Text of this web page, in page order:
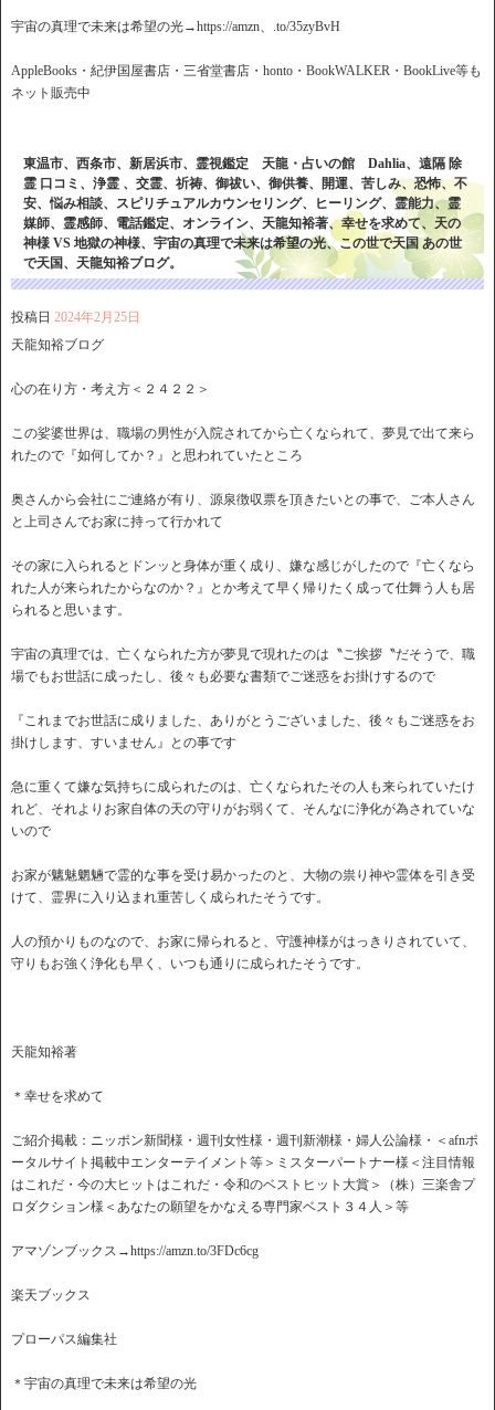
宇宙の真理で未来は希望の光→https://amzn、.to/35zyBvH
AppleBooks・紀伊国屋書店・三省堂書店・honto・BookWALKER・BookLive等も
ネット販売中
東温市、西条市、新居浜市、霊視鑑定 天龍・占いの館 Dahlia、遠隔 除
霊 口コミ、浄霊 、交霊、祈祷、御祓い、御供養、開運、苦しみ、恐怖、不
安、悩み相談、スピリチュアルカウンセリング、ヒーリング、霊能力、霊
媒師、霊感師、電話鑑定、オンライン、天龍知裕著、幸せを求めて、天の
神様 VS 地獄の神様、宇宙の真理で未来は希望の光、この世で天国 あの世
で天国、天龍知裕ブログ。
投稿日 2024年2月25日
天龍知裕ブログ
心の在り方・考え方＜２４２２＞
この娑婆世界は、職場の男性が入院されてから亡くなられて、夢見で出て来ら
れたので『如何してか？』と思われていたところ
奥さんから会社にご連絡が有り、源泉徴収票を頂きたいとの事で、ご本人さん
と上司さんでお家に持って行かれて
その家に入られるとドンッと身体が重く成り、嫌な感じがしたので『亡くなら
れた人が来られたからなのか？』とか考えて早く帰りたく成って仕舞う人も居
られると思います。
宇宙の真理では、亡くなられた方が夢見で現れたのは〝ご挨拶〝だそうで、職
場でもお世話に成ったし、後々も必要な書類でご迷惑をお掛けするので
『これまでお世話に成りました、ありがとうございました、後々もご迷惑をお
掛けします、すいません』との事です
急に重くて嫌な気持ちに成られたのは、亡くなられたその人も来られていたけ
れど、それよりお家自体の天の守りがお弱くて、そんなに浄化が為されていな
いので
お家が魑魅魍魎で霊的な事を受け易かったのと、大物の祟り神や霊体を引き受
けて、霊界に入り込まれ重苦しく成られたそうです。
人の預かりものなので、お家に帰られると、守護神様がはっきりされていて、
守りもお強く浄化も早く、いつも通りに成られたそうです。
天龍知裕著
＊幸せを求めて
ご紹介掲載：ニッポン新聞様・週刊女性様・週刊新潮様・婦人公論様・＜afnポ
ータルサイト掲載中エンターテイメント等＞ミスターパートナー様＜注目情報
はこれだ・今の大ヒットはこれだ・令和のベストヒット大賞＞（株）三楽舎プ
ロダクション様＜あなたの願望をかなえる専門家ベスト３４人＞等
アマゾンブックス→https://amzn.to/3FDc6cg
楽天ブックス
プローパス編集社
＊宇宙の真理で未来は希望の光